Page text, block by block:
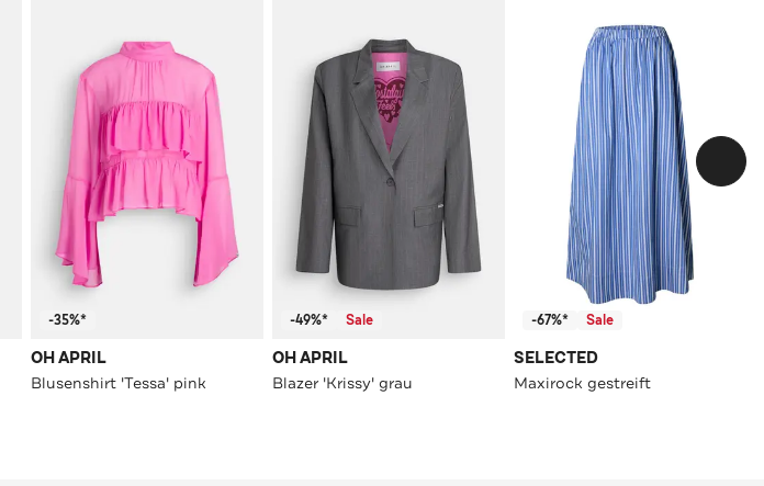
-35%*
OH APRIL
Blusenshirt 'Tessa' pink
-49%* Sale
OH APRIL
Blazer 'Krissy' grau
-67%* Sale
SELECTED
Maxirock gestreift